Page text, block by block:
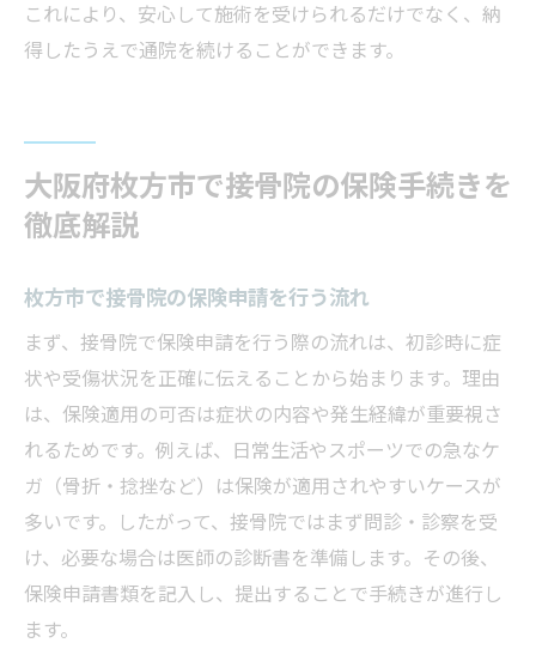
保険適用の条件が異なる施術のポイント
接骨院の保険適用で納得の治療を受ける方
法
保険適用を活かした接骨院活用の実践例
接骨院で保険と自費を使い分けるコツ
接骨院の保険利用と健康維持のポイント
接骨院保険適用を最大限活用するために
これにより、安心して施術を受けられるだけでなく、納
得したうえで通院を続けることができます。
大阪府枚方市で接骨院の保険手続きを
徹底解説
枚方市で接骨院の保険申請を行う流れ
まず、接骨院で保険申請を行う際の流れは、初診時に症
状や受傷状況を正確に伝えることから始まります。理由
は、保険適用の可否は症状の内容や発生経緯が重要視さ
れるためです。例えば、日常生活やスポーツでの急なケ
ガ（骨折・捻挫など）は保険が適用されやすいケースが
多いです。したがって、接骨院ではまず問診・診察を受
け、必要な場合は医師の診断書を準備します。その後、
保険申請書類を記入し、提出することで手続きが進行し
ます。